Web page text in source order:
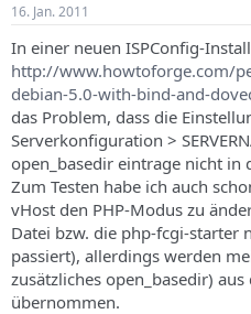
e
d
e
s
T
h
e
m
a
s
n
g
s
d
a
t
u
m
16. Jan. 2011
In einer neuen ISPConfig-
http://www.howtoforge.com/
debian-5.0-with-bind-and-
das Problem, dass die
Serverkonfiguration >
open_basedir eintrage nicht
Zum Testen habe ich auch
vHost den PHP-Modus zu
Datei bzw. die php-fcgi-starter
passiert), allerdings werden
zusätzliches open_basedir)
übernommen.